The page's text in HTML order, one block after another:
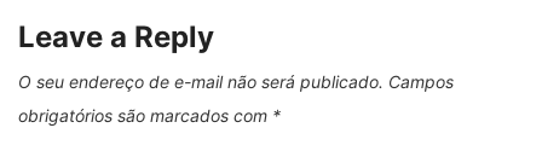
Leave a Reply
O seu endereço de e-mail não será publicado. Campos
obrigatórios são marcados com *